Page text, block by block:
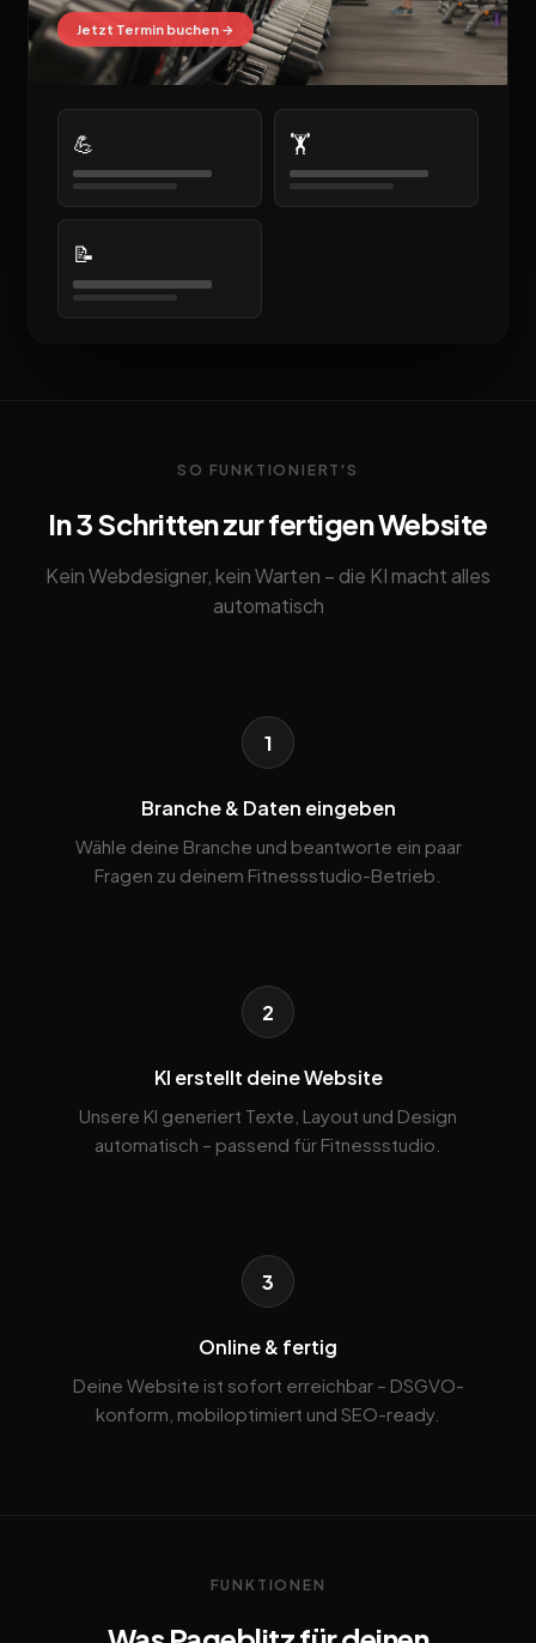
Jetzt Termin buchen →
💪 🏋️
📝
SO FUNKTIONIERT'S
In 3 Schritten zur fertigen Website
Kein Webdesigner, kein Warten – die KI macht alles
automatisch
1
Branche & Daten eingeben
Wähle deine Branche und beantworte ein paar
Fragen zu deinem Fitnessstudio-Betrieb.
2
KI erstellt deine Website
Unsere KI generiert Texte, Layout und Design
automatisch – passend für Fitnessstudio.
3
Online & fertig
Deine Website ist sofort erreichbar – DSGVO-
konform, mobiloptimiert und SEO-ready.
FUNKTIONEN